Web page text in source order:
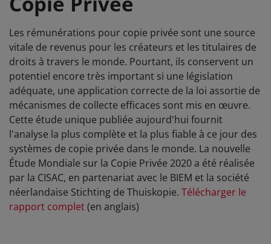
Les rémunérations pour copie privée sont une source
vitale de revenus pour les créateurs et les titulaires de
droits à travers le monde. Pourtant, ils conservent un
potentiel encore très important si une législation
adéquate, une application correcte de la loi assortie de
mécanismes de collecte efficaces sont mis en œuvre.
Cette étude unique publiée aujourd'hui fournit
l'analyse la plus complète et la plus fiable à ce jour des
systèmes de copie privée dans le monde. La nouvelle
Étude Mondiale sur la Copie Privée 2020 a été réalisée
par la CISAC, en partenariat avec le BIEM et la société
néerlandaise Stichting de Thuiskopie. Télécharger le
rapport complet(en anglais)